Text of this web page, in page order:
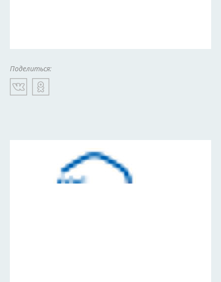
Поделиться: